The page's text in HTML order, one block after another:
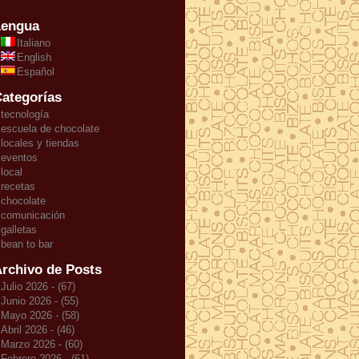
Italiano
English
Español
tecnología
escuela de chocolate
locales y tiendas
eventos
local
recetas
chocolate
comunicación
galletas
bean to bar
de Posts
Julio 2026 - (67)
Junio 2026 - (55)
Mayo 2026 - (58)
Abril 2026 - (46)
Marzo 2026 - (60)